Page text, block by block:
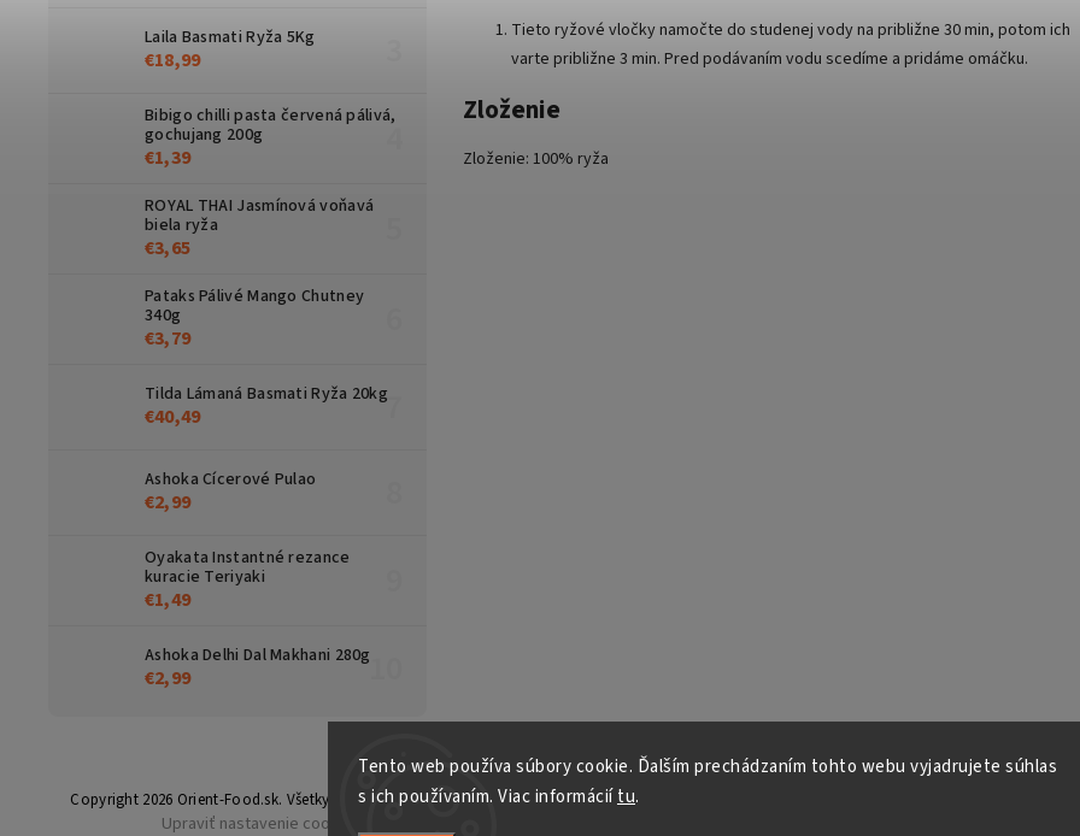
Tento web používa súbory cookie. Ďalším prechádzaním tohto webu vyjadrujete súhlas
s ich používaním. Viac informáciítu.
Laila Basmati Ryža 5Kg
€18,99
Bibigo chilli pasta červená pálivá,
gochujang 200g
€1,39
ROYAL THAI Jasmínová voňavá
biela ryža
€3,65
Pataks Pálivé Mango Chutney
340g
€3,79
Tilda Lámaná Basmati Ryža 20kg
€40,49
Ashoka Cícerové Pulao
€2,99
Oyakata Instantné rezance
kuracie Teriyaki
€1,49
Ashoka Delhi Dal Makhani 280g
€2,99
Tieto ryžové vločky namočte do studenej vody na približne 30 min, potom ich
varte približne 3 min. Pred podávaním vodu scedíme a pridáme omáčku.
Zloženie
Zloženie: 100% ryža
Copyright 2026 Orient-Food.sk. Všetky práva vyhradené.
Upraviť nastavenie cookies